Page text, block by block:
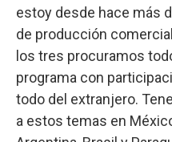
estoy desde hace más
de producción
los tres procuramos
programa con
todo del extranjero.
a estos temas en